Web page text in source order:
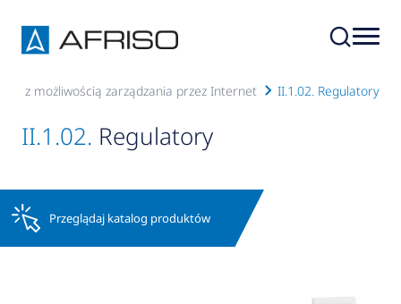
z możliwością zarządzania przez Internet II.1.02. Regulatory
II.1.02. Regulatory
Przeglądaj katalog produktów